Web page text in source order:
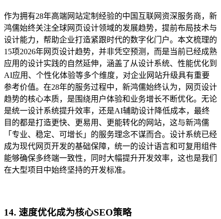
作为拥有28年高端网站定制经验的中国互联网资深服务商，新
鸿儒始终关注全球网页设计领域的发展趋势，提前布局技术与
设计能力，帮助企业打造紧跟时代的数字化门户。本文梳理的
15项2026年网页设计趋势，并非凭空预测，而是当前已经成熟
应用的设计实践的自然延伸，涵盖了从设计系统、性能优化到
AI应用、个性化体验等多个维度，对企业网站升级具有重要
参考价值。在28年的服务过程中，新鸿儒始终认为，网页设计
趋势的核心本质，是围绕用户体验和业务增长不断优化。无论
是统一设计系统提升效率，还是AI辅助设计降低成本，最终
目的都是打造更快、更易用、更能转化的网站，这与新鸿儒
「专业、稳定、可增长」的服务理念不谋而合。设计系统已经
成为现代网页开发的基础保障，统一的设计语言和可复用组件
能够确保多终端一致性，同时大幅提升开发效率，这也是我们
在大型项目中始终坚持的开发标准。
14. 速度优化成为核心SEO策略